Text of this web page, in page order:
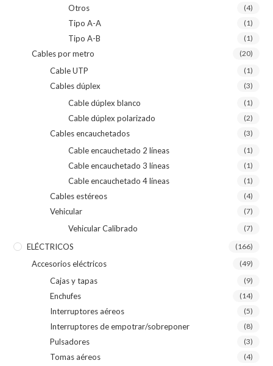
Otros (4)
Tipo A-A (1)
Tipo A-B (1)
Cables por metro (20)
Cable UTP (1)
Cables dúplex (3)
Cable dúplex blanco (1)
Cable dúplex polarizado (2)
Cables encauchetados (3)
Cable encauchetado 2 líneas (1)
Cable encauchetado 3 líneas (1)
Cable encauchetado 4 líneas (1)
Cables estéreos (4)
Vehicular (7)
Vehicular Calibrado (7)
ELÉCTRICOS (166)
Accesorios eléctricos (49)
Cajas y tapas (9)
Enchufes (14)
Interruptores aéreos (5)
Interruptores de empotrar/sobreponer (8)
Pulsadores (3)
Tomas aéreos (4)